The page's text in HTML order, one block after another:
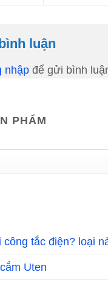
luận
nhập để gửi bình
PHẨM
công tắc điện? loại
Uten